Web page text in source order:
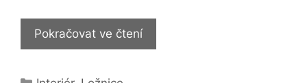
Pokračovat ve čtení3
rady,
Rubriky